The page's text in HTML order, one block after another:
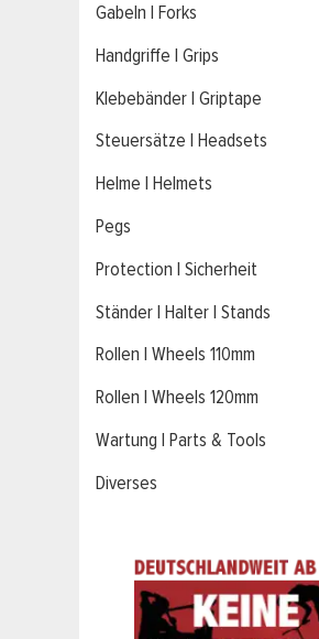
Gabeln | Forks
Handgriffe | Grips
Klebebänder | Griptape
Steuersätze | Headsets
Helme | Helmets
Pegs
Protection | Sicherheit
Ständer | Halter | Stands
Rollen | Wheels 110mm
Rollen | Wheels 120mm
Wartung | Parts & Tools
Diverses